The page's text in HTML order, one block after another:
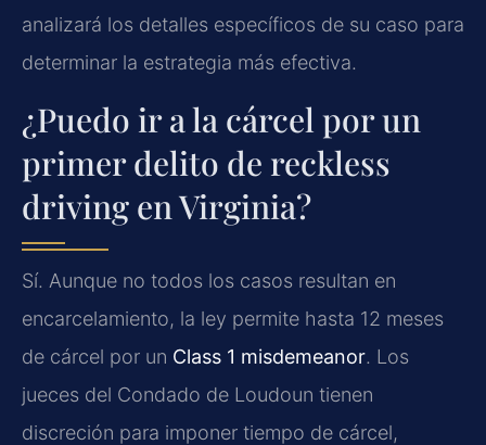
analizará los detalles específicos de su caso para
determinar la estrategia más efectiva.
¿Puedo ir a la cárcel por un
primer delito de reckless
driving en Virginia?
Sí. Aunque no todos los casos resultan en
encarcelamiento, la ley permite hasta 12 meses
de cárcel por un Class 1 misdemeanor. Los
jueces del Condado de Loudoun tienen
discreción para imponer tiempo de cárcel,